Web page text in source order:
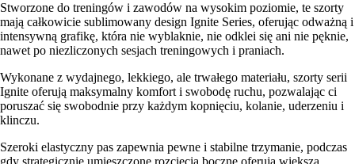
Stworzone do treningów i zawodów na wysokim poziomie, te szorty
mają całkowicie sublimowany design Ignite Series, oferując odważną i
intensywną grafikę, która nie wyblaknie, nie odklei się ani nie pęknie,
nawet po niezliczonych sesjach treningowych i praniach.
Wykonane z wydajnego, lekkiego, ale trwałego materiału, szorty serii
Ignite oferują maksymalny komfort i swobodę ruchu, pozwalając ci
poruszać się swobodnie przy każdym kopnięciu, kolanie, uderzeniu i
klinczu.
Szeroki elastyczny pas zapewnia pewne i stabilne trzymanie, podczas